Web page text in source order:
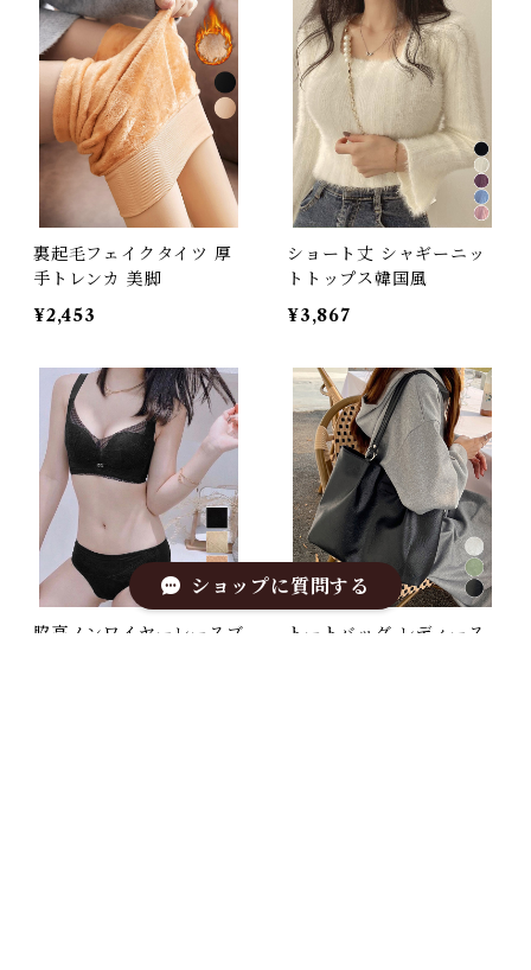
裏起毛フェイクタイツ 厚
手トレンカ 美脚
¥2,453
ショート丈 シャギーニッ
トトップス韓国風
¥3,867
脇高ノンワイヤーレースブ
トートバッグ レディース
ショップに質問する